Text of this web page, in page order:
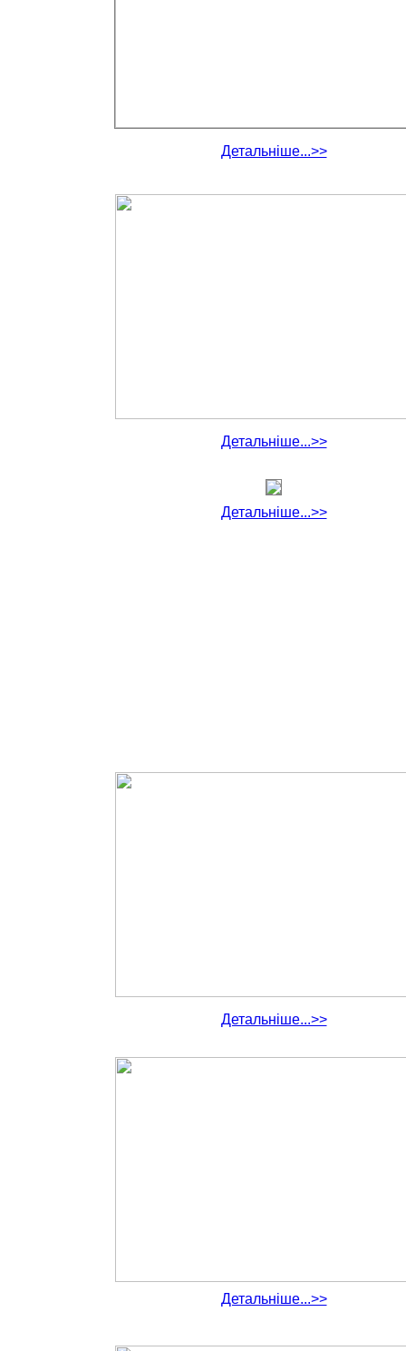
Детальніше...>>
Детальніше...>>
Детальніше...>>
Детальніше...>>
Детальніше...>>